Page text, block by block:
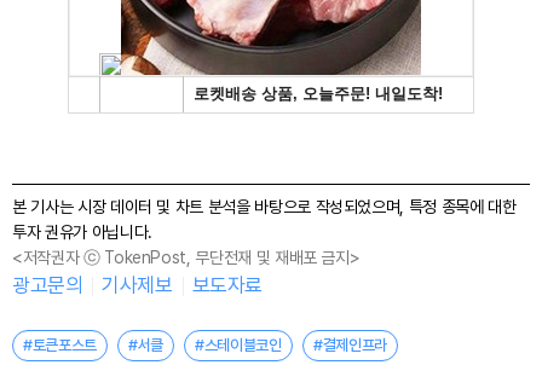
본 기사는 시장 데이터 및 차트 분석을 바탕으로 작성되었으며, 특정 종목에 대한
투자 권유가 아닙니다.
<저작권자 ⓒ TokenPost, 무단전재 및 재배포 금지>
광고문의 기사제보 보도자료
#토큰포스트 #서클 #스테이블코인 #결제인프라